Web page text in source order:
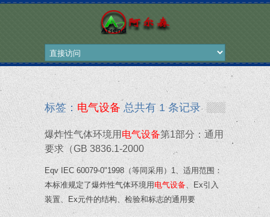
标签： 电气设备 总共有 1 条记录
爆炸性气体环境用 电气设备第1部分：通用
要求（GB 3836.1-2000
Eqv IEC 60079-0"1998（等同采用）1、适用范围：
本标准规定了爆炸性气体环境用 电气设备、Ex引入
装置、Ex元件的结构、检验和标志的通用要